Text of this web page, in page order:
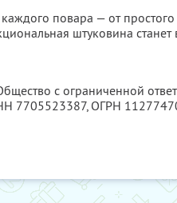
повара — от
штуковина
с ограниченной
7705523387, ОГРН